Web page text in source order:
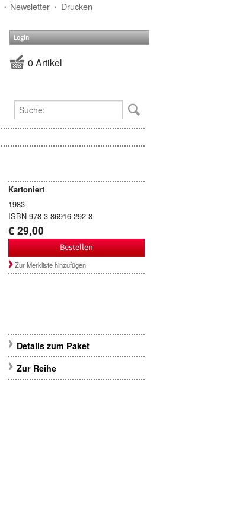
Newsletter Drucken
Login
0 Artikel
Kartoniert
1983
ISBN 978-3-86916-292-8
€ 29,00
Bestellen
Zur Merkliste hinzufügen
Details zum Paket
Zur Reihe